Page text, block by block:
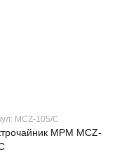
MCZ-105/C
MPM MCZ-